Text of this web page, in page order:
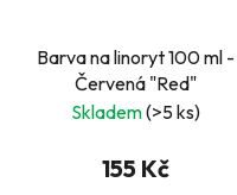
Barva na linoryt 100 ml -
Červená "Red"
Skladem(>5 ks)
155 Kč